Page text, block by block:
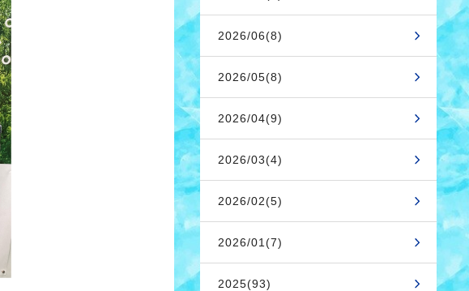
2026/06(8)
2026/05(8)
2026/04(9)
2026/03(4)
2026/02(5)
2026/01(7)
2025(93)